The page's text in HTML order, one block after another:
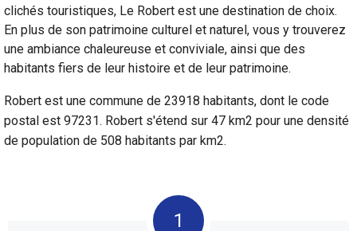
clichés touristiques, Le Robert est une destination de choix.
En plus de son patrimoine culturel et naturel, vous y trouverez
une ambiance chaleureuse et conviviale, ainsi que des
habitants fiers de leur histoire et de leur patrimoine.
Robert est une commune de 23918 habitants, dont le code
postal est 97231. Robert s'étend sur 47 km2 pour une densité
de population de 508 habitants par km2.